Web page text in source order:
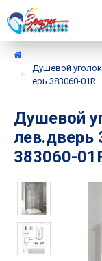
Душевой уголок
ерь 383060-01R
Душевой
лев.дверь
383060-